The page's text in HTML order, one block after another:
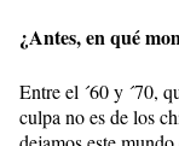
¿Antes, en qué
Entre el ´60 y ´70,
culpa no es de los